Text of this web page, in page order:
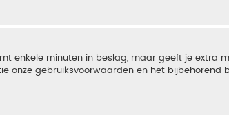
enkele minuten in beslag, maar geeft je extra
onze gebruiksvoorwaarden en het bijbehorend